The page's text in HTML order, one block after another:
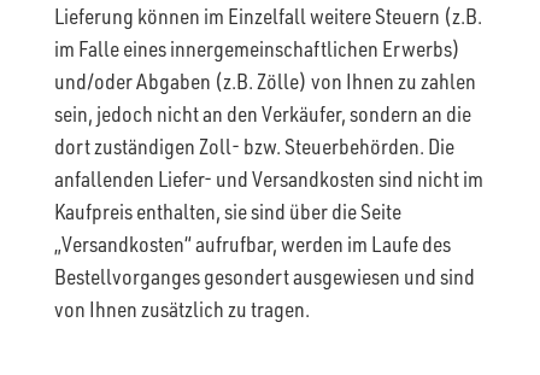
Lieferung können im Einzelfall weitere Steuern (z.B.
im Falle eines innergemeinschaftlichen Erwerbs)
und/oder Abgaben (z.B. Zölle) von Ihnen zu zahlen
sein, jedoch nicht an den Verkäufer, sondern an die
dort zuständigen Zoll- bzw. Steuerbehörden. Die
anfallenden Liefer- und Versandkosten sind nicht im
Kaufpreis enthalten, sie sind über die Seite
„Versandkosten“ aufrufbar, werden im Laufe des
Bestellvorganges gesondert ausgewiesen und sind
von Ihnen zusätzlich zu tragen.